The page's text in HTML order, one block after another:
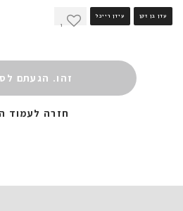
עדן בן זקן עידן רייכל
1
זהו. הגעתם
חזרה לעמוד